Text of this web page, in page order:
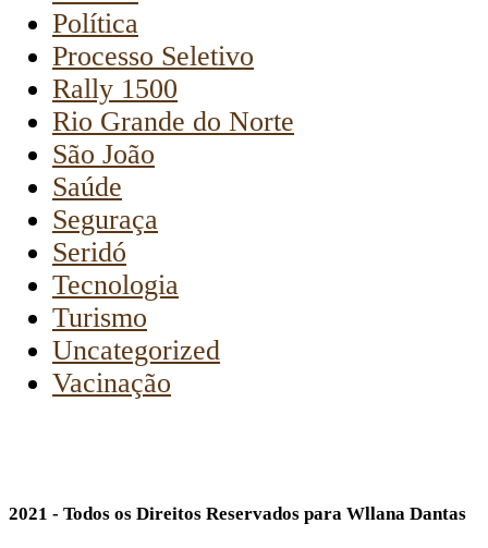
Política
Processo Seletivo
Rally 1500
Rio Grande do Norte
São João
Saúde
Seguraça
Seridó
Tecnologia
Turismo
Uncategorized
Vacinação
2021 - Todos os Direitos Reservados para Wllana Dantas